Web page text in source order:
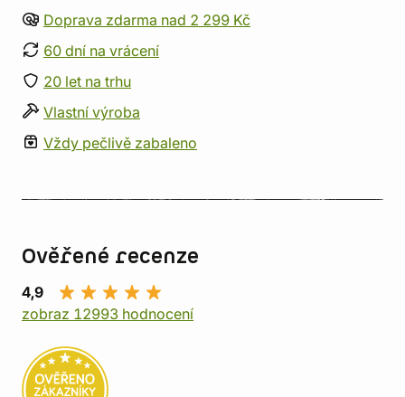
Doprava zdarma nad 2 299 Kč
60 dní na vrácení
20 let na trhu
Vlastní výroba
Vždy pečlivě zabaleno
Ověřené recenze
4,9
zobraz 12993 hodnocení